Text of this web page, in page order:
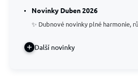
Novinky Duben 2026
✨ Dubnové novinky plné harmonie,
Další novinky